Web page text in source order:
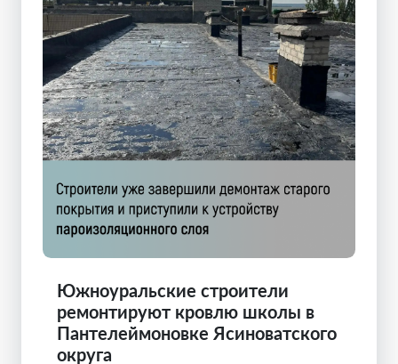
Южноуральские строители
ремонтируют кровлю школы в
Пантелеймоновке Ясиноватского
округа